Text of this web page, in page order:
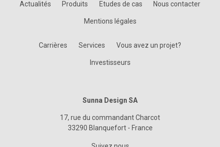
Actualités Produits Etudes de cas Nous contacter
Mentions légales
Carrières Services Vous avez un projet?
Investisseurs
Sunna Design SA
17, rue du commandant Charcot
33290 Blanquefort - France